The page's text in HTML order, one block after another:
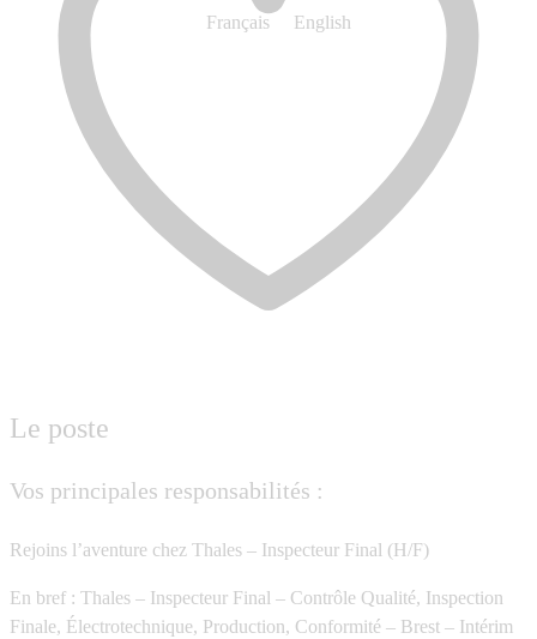
Français English
Le poste
Vos principales responsabilités :
Rejoins l’aventure chez Thales – Inspecteur Final (H/F)
En bref : Thales – Inspecteur Final – Contrôle Qualité, Inspection
Finale, Électrotechnique, Production, Conformité – Brest – Intérim